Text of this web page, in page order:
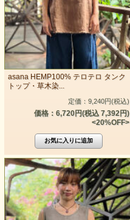
asana HEMP100% テロテロ タンク
トップ・草木染...
定価：9,240円(税込)
価格：6,720円(税込 7,392円)
<20%OFF>